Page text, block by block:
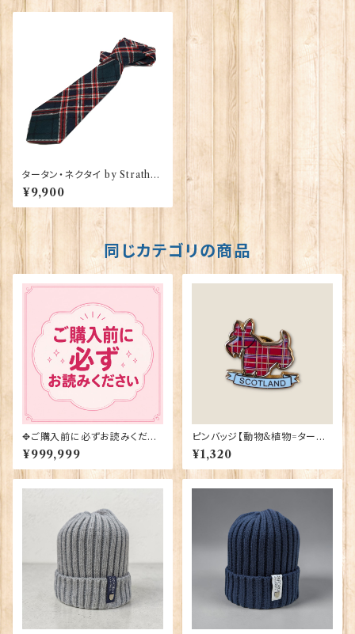
タータン・ネクタイ by Strathm
ore【MacFarlane Hunting】
00092-040
¥9,900
同じカテゴリの商品
✥ご購入前に必ずお読みくださ
い✥
¥999,999
ピンバッジ【動物&植物=タータ
ンスコティー】Tradition 9004
0-T1130
¥1,320